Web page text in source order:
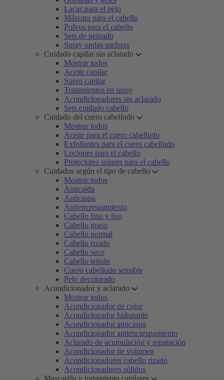
Lacas para el pelo
Máscara para el cabello
Polvos para el cabello
Sets de peinado
Spray ondas surferas
Cuidado capilar sin aclarado
Mostrar todos
Aceite capilar
Suero capilar
Tratamientos en spray
Acondicionadores sin aclarado
Sets cuidado cabello
Cuidado del cuero cabelludo
Mostrar todos
Aceite para el cuero cabelludo
Exfoliantes para el cuero cabelludo
Lociones para el cabello
Protectores solares para el cabello
Cuidados según el tipo de cabello
Mostrar todos
Anticaída
Anticaspa
Antiencrespamiento
Cabello fino y liso
Cabello graso
Cabello normal
Cabello rizado
Cabello seco
Cabello teñido
Cuero cabelludo sensible
Pelo decolorado
Acondicionador y aclarado
Mostrar todos
Acondicionador de color
Acondicionador hidratante
Acondicionador anticaspa
Acondicionador antiencrespamiento
Aclarado de acumulación y reparación
Acondicionador de volumen
Acondicionadores cabello rizado
Acondicionadores sólidos
Mascarilla y tratamiento capilares